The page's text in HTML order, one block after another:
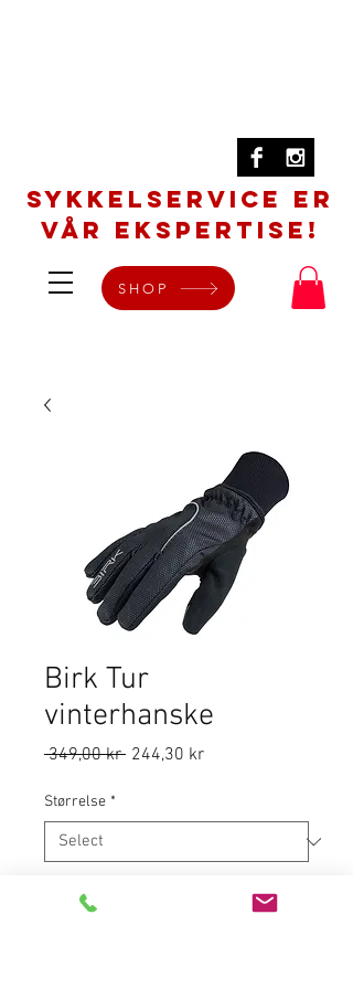
SYKKELSERVICE er
vår ekspertise!
SHOP
Birk Tur
vinterhanske
349,00 kr Regular
244,30 krSale
Størrelse *
Quantity